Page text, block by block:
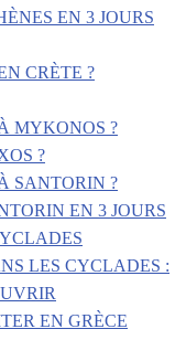
EN 3 JOURS
CRÈTE ?
MYKONOS ?
?
SANTORIN ?
EN 3 JOURS
LES CYCLADES :
EN GRÈCE